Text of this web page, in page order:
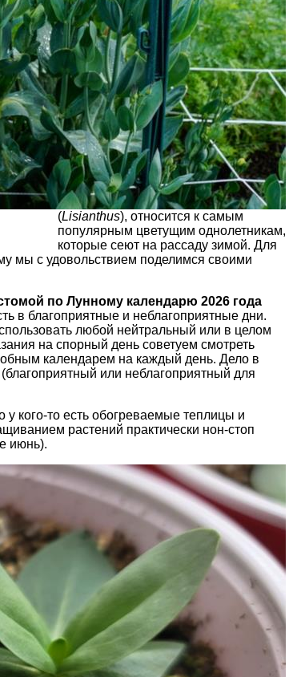
(Lisianthus), относится к самым
популярным цветущим однолетникам,
которые сеют на рассаду зимой. Для
мы с удовольствием поделимся своими
по Лунному календарю 2026 года
в благоприятные и неблагоприятные дни.
любой нейтральный или в целом
на спорный день советуем смотреть
календарем на каждый день. Дело в
или неблагоприятный для
кого-то есть обогреваемые теплицы и
растений практически нон-стоп
июнь).